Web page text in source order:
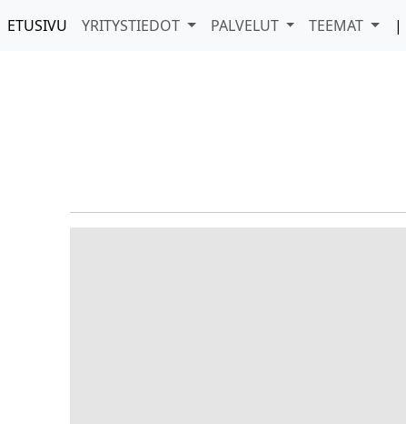
ETUSIVU YRITYSTIEDOT PALVELUT TEEMAT |